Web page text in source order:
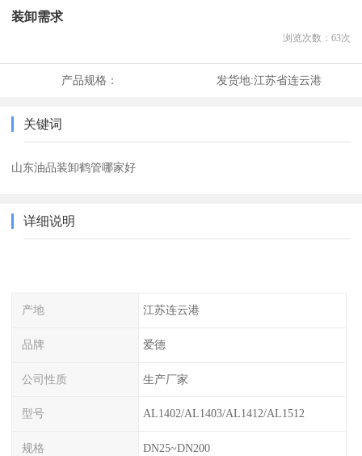
装卸需求
浏览次数： 63次
产品规格： 发货地:江苏省连云港
关键词
山东油品装卸鹤管哪家好
详细说明
产地 江苏连云港
品牌 爱德
公司性质 生产厂家
型号 AL1402/AL1403/AL1412/AL1512
规格 DN25~DN200